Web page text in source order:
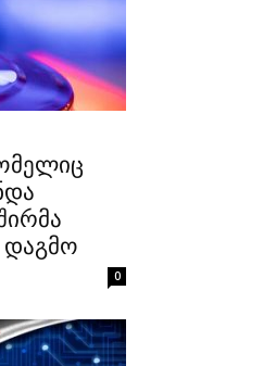
დაგმო
0